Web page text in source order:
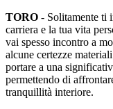
TORO - Solitamente ti
carriera e la tua vita
vai spesso incontro a
alcune certezze
portare a una
permettendo di
tranquillità interiore.